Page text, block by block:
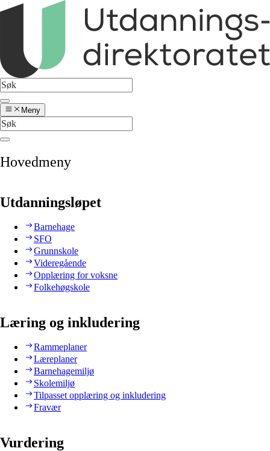
Meny
Hovedmeny
Utdanningsløpet
Barnehage
SFO
Grunnskole
Videregående
Opplæring for voksne
Folkehøgskole
Læring og inkludering
Rammeplaner
Læreplaner
Barnehagemiljø
Skolemiljø
Tilpasset opplæring og inkludering
Fravær
Vurdering